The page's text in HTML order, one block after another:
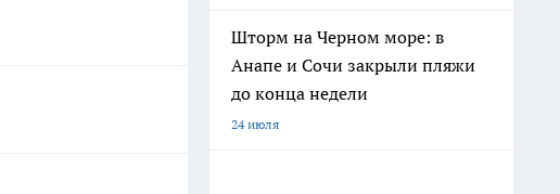
Шторм на Черном море: в
Анапе и Сочи закрыли пляжи
до конца недели
24 июля